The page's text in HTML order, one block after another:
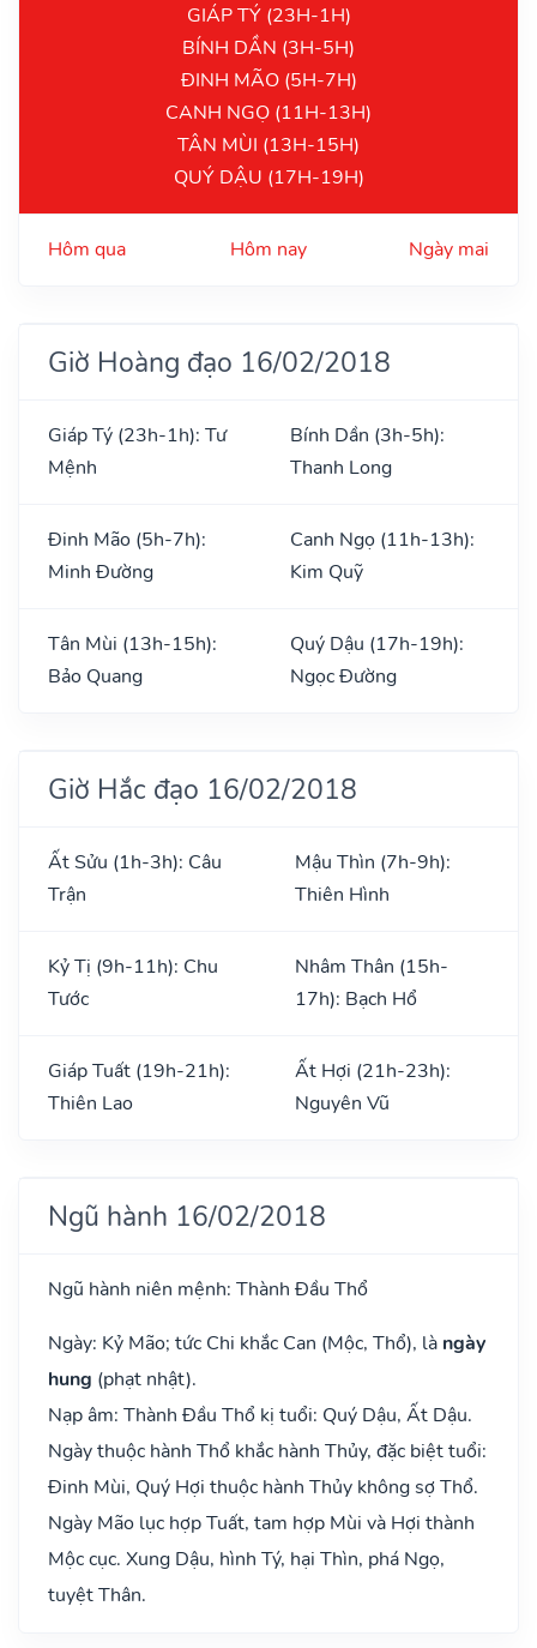
GIÁP TÝ (23H-1H)
BÍNH DẦN (3H-5H)
ĐINH MÃO (5H-7H)
CANH NGỌ (11H-13H)
TÂN MÙI (13H-15H)
QUÝ DẬU (17H-19H)
Hôm qua Hôm nay Ngày mai
Giờ Hoàng đạo 16/02/2018
Giáp Tý (23h-1h): Tư
Mệnh
Bính Dần (3h-5h):
Thanh Long
Đinh Mão (5h-7h):
Minh Đường
Canh Ngọ (11h-13h):
Kim Quỹ
Tân Mùi (13h-15h):
Bảo Quang
Quý Dậu (17h-19h):
Ngọc Đường
Giờ Hắc đạo 16/02/2018
Ất Sửu (1h-3h): Câu
Trận
Mậu Thìn (7h-9h):
Thiên Hình
Kỷ Tị (9h-11h): Chu
Tước
Nhâm Thân (15h-
17h): Bạch Hổ
Giáp Tuất (19h-21h):
Thiên Lao
Ất Hợi (21h-23h):
Nguyên Vũ
Ngũ hành 16/02/2018
Ngũ hành niên mệnh: Thành Đầu Thổ
Ngày: Kỷ Mão; tức Chi khắc Can (Mộc, Thổ), là ngày
hung (phạt nhật).
Nạp âm: Thành Đầu Thổ kị tuổi: Quý Dậu, Ất Dậu.
Ngày thuộc hành Thổ khắc hành Thủy, đặc biệt tuổi:
Đinh Mùi, Quý Hợi thuộc hành Thủy không sợ Thổ.
Ngày Mão lục hợp Tuất, tam hợp Mùi và Hợi thành
Mộc cục. Xung Dậu, hình Tý, hại Thìn, phá Ngọ,
tuyệt Thân.